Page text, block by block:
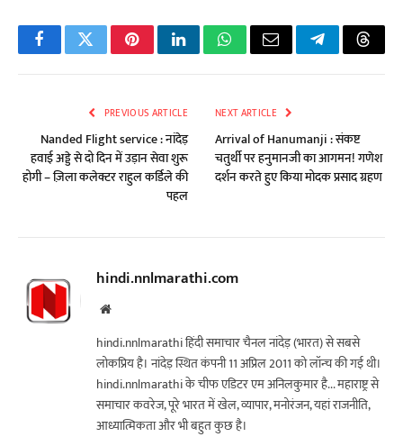
FacebookTwitterPinterestLinkedInWhatsApp
Email Telegram
PREVIOUS ARTICLE
Nanded Flight service : नांदेड़
हवाई अड्डे से दो दिन में उड़ान सेवा शुरू
होगी – ज़िला कलेक्टर राहुल कर्डिले की
पहल
NEXT ARTICLE
Arrival of Hanumanji : संकष्ट
चतुर्थी पर हनुमानजी का आगमन! गणेश
दर्शन करते हुए किया मोदक प्रसाद ग्रहण
hindi.nnlmarathi.com
Website
hindi.nnlmarathi हिंदी समाचार चैनल नांदेड़ (भारत) से सबसे
लोकप्रिय है। नांदेड़ स्थित कंपनी 11 अप्रिल 2011 को लॉन्च की गई थी।
hindi.nnlmarathi के चीफ एडिटर एम अनिलकुमार है... महाराष्ट्र से
समाचार कवरेज, पूरे भारत में खेल, व्यापार, मनोरंजन, यहां राजनीति,
आध्यात्मिकता और भी बहुत कुछ है।